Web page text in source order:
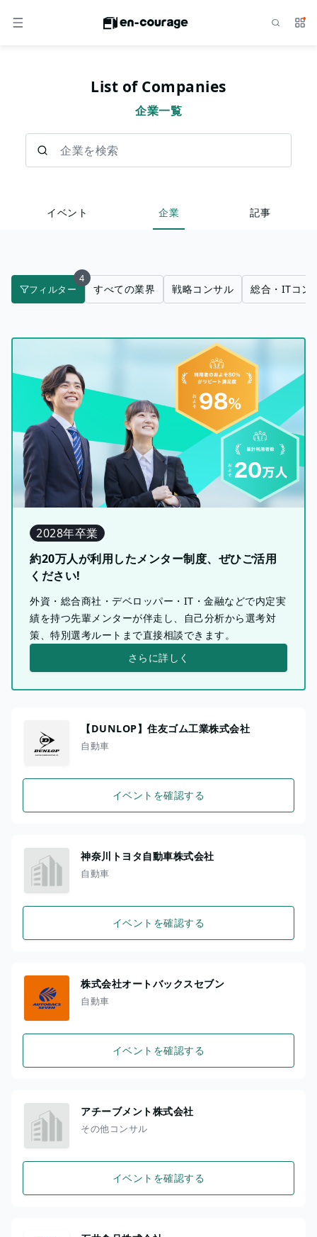
メニュー サ
List of Companies
企業一覧
イベント 企業 記事
フィルター
4
すべての業界 戦略コンサル 総合・ITコン
2028年卒業
約20万人が利用したメンター制度、ぜひご活用
ください!
外資・総合商社・デベロッパー・IT・金融などで内定実
績を持つ先輩メンターが伴走し、自己分析から選考対
策、特別選考ルートまで直接相談できます。
さらに詳しく
【DUNLOP】住友ゴム工業株式会社
自動車
イベントを確認する
神奈川トヨタ自動車株式会社
自動車
イベントを確認する
株式会社オートバックスセブン
自動車
イベントを確認する
アチーブメント株式会社
その他コンサル
イベントを確認する